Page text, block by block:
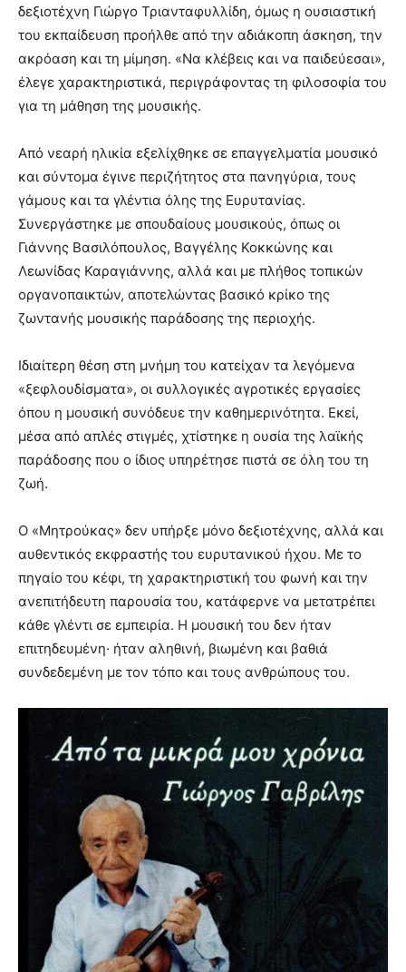
δεξιοτέχνη Γιώργο Τριανταφυλλίδη, όμως η ουσιαστική
του εκπαίδευση προήλθε από την αδιάκοπη άσκηση, την
ακρόαση και τη μίμηση. «Να κλέβεις και να παιδεύεσαι»,
έλεγε χαρακτηριστικά, περιγράφοντας τη φιλοσοφία του
για τη μάθηση της μουσικής.
Από νεαρή ηλικία εξελίχθηκε σε επαγγελματία μουσικό
και σύντομα έγινε περιζήτητος στα πανηγύρια, τους
γάμους και τα γλέντια όλης της Ευρυτανίας.
Συνεργάστηκε με σπουδαίους μουσικούς, όπως οι
Γιάννης Βασιλόπουλος, Βαγγέλης Κοκκώνης και
Λεωνίδας Καραγιάννης, αλλά και με πλήθος τοπικών
οργανοπαικτών, αποτελώντας βασικό κρίκο της
ζωντανής μουσικής παράδοσης της περιοχής.
Ιδιαίτερη θέση στη μνήμη του κατείχαν τα λεγόμενα
«ξεφλουδίσματα», οι συλλογικές αγροτικές εργασίες
όπου η μουσική συνόδευε την καθημερινότητα. Εκεί,
μέσα από απλές στιγμές, χτίστηκε η ουσία της λαϊκής
παράδοσης που ο ίδιος υπηρέτησε πιστά σε όλη του τη
ζωή.
Ο «Μητρούκας» δεν υπήρξε μόνο δεξιοτέχνης, αλλά και
αυθεντικός εκφραστής του ευρυτανικού ήχου. Με το
πηγαίο του κέφι, τη χαρακτηριστική του φωνή και την
ανεπιτήδευτη παρουσία του, κατάφερνε να μετατρέπει
κάθε γλέντι σε εμπειρία. Η μουσική του δεν ήταν
επιτηδευμένη· ήταν αληθινή, βιωμένη και βαθιά
συνδεδεμένη με τον τόπο και τους ανθρώπους του.